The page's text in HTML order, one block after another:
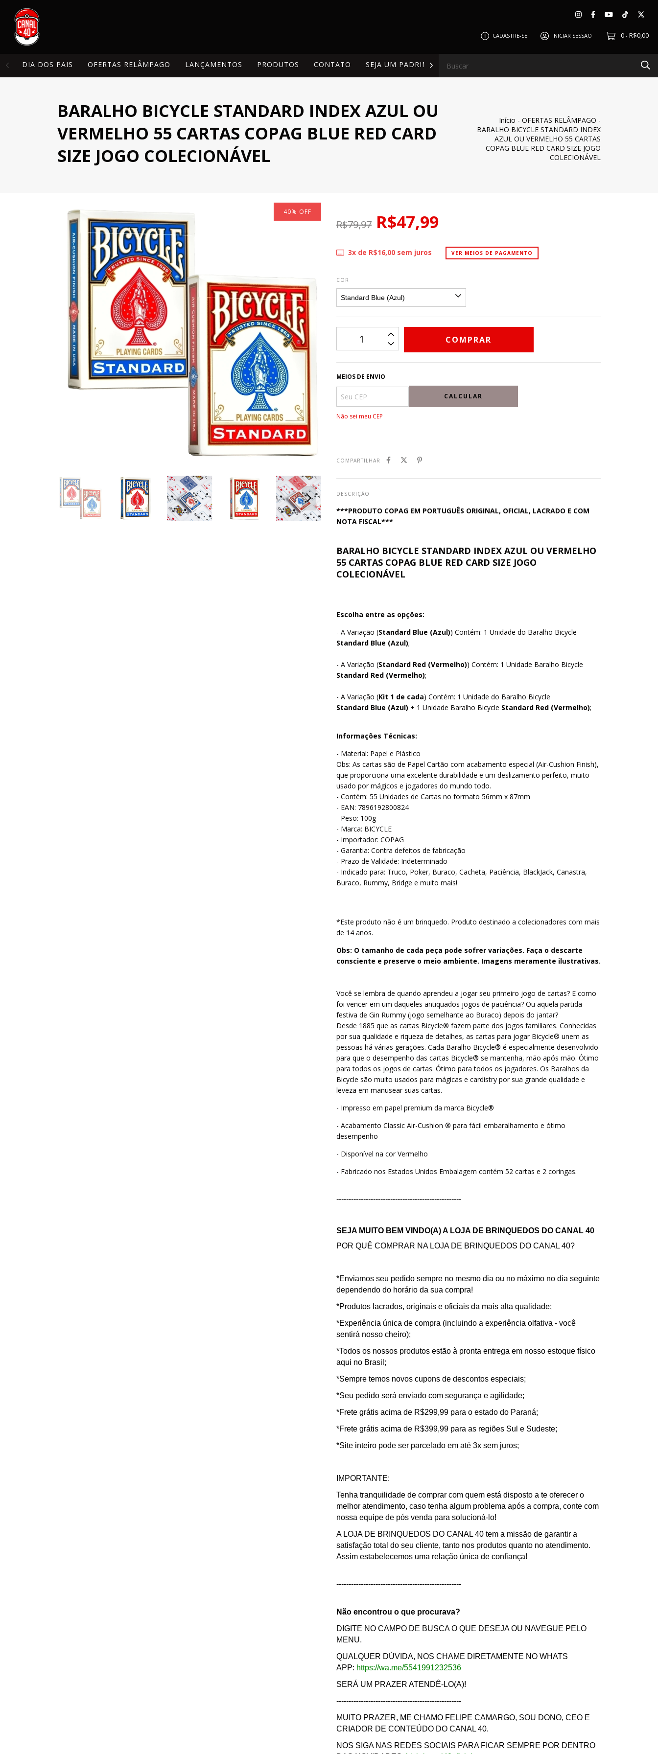
CADASTRE-SE INICIAR SESSÃO 0 - R$0,00
DIA DOS PAIS OFERTAS RELÂMPAGO LANÇAMENTOS PRODUTOS CONTATO SEJA UM PADRINHO CLIENTES POLÍTICA
BARALHO BICYCLE STANDARD INDEX AZUL OU
VERMELHO 55 CARTAS COPAG BLUE RED CARD
SIZE JOGO COLECIONÁVEL
Início - OFERTAS RELÂMPAGO -
BARALHO BICYCLE STANDARD INDEX
AZUL OU VERMELHO 55 CARTAS
COPAG BLUE RED CARD SIZE JOGO
COLECIONÁVEL
40% OFF
R$79,97 R$47,99
3x de R$16,00sem juros VER MEIOS DE PAGAMENTO
COR
MEIOS DE ENVIO
CALCULAR
Não sei meu CEP
COMPARTILHAR
DESCRIÇÃO
***PRODUTO COPAG EM PORTUGUÊS ORIGINAL, OFICIAL, LACRADO E COM
NOTA FISCAL***
BARALHO BICYCLE STANDARD INDEX AZUL OU VERMELHO
55 CARTAS COPAG BLUE RED CARD SIZE JOGO
COLECIONÁVEL
Escolha entre as opções:
- A Variação (Standard Blue (Azul)) Contém: 1 Unidade do Baralho Bicycle
Standard Blue (Azul);
- A Variação (Standard Red (Vermelho)) Contém: 1 Unidade Baralho Bicycle
Standard Red (Vermelho);
- A Variação (Kit 1 de cada) Contém: 1 Unidade do Baralho Bicycle
Standard Blue (Azul) + 1 Unidade Baralho Bicycle Standard Red (Vermelho);
Informações Técnicas:
- Material: Papel e Plástico
Obs: As cartas são de Papel Cartão com acabamento especial (Air-Cushion Finish),
que proporciona uma excelente durabilidade e um deslizamento perfeito, muito
usado por mágicos e jogadores do mundo todo.
- Contém: 55 Unidades de Cartas no formato 56mm x 87mm
- EAN: 7896192800824
- Peso: 100g
- Marca: BICYCLE
- Importador: COPAG
- Garantia: Contra defeitos de fabricação
- Prazo de Validade: Indeterminado
- Indicado para: Truco, Poker, Buraco, Cacheta, Paciência, BlackJack, Canastra,
Buraco, Rummy, Bridge e muito mais!
*Este produto não é um brinquedo. Produto destinado a colecionadores com mais
de 14 anos.
Obs: O tamanho de cada peça pode sofrer variações. Faça o descarte
consciente e preserve o meio ambiente. Imagens meramente ilustrativas.
Você se lembra de quando aprendeu a jogar seu primeiro jogo de cartas? E como
foi vencer em um daqueles antiquados jogos de paciência? Ou aquela partida
festiva de Gin Rummy (jogo semelhante ao Buraco) depois do jantar?
Desde 1885 que as cartas Bicycle® fazem parte dos jogos familiares. Conhecidas
por sua qualidade e riqueza de detalhes, as cartas para jogar Bicycle® unem as
pessoas há várias gerações. Cada Baralho Bicycle® é especialmente desenvolvido
para que o desempenho das cartas Bicycle® se mantenha, mão após mão. Ótimo
para todos os jogos de cartas. Ótimo para todos os jogadores. Os Baralhos da
Bicycle são muito usados para mágicas e cardistry por sua grande qualidade e
leveza em manusear suas cartas.
- Impresso em papel premium da marca Bicycle®
- Acabamento Classic Air-Cushion ® para fácil embaralhamento e ótimo
desempenho
- Disponível na cor Vermelho
- Fabricado nos Estados Unidos Embalagem contém 52 cartas e 2 coringas.
---------------------------------------------------
SEJA MUITO BEM VINDO(A) A LOJA DE BRINQUEDOS DO CANAL 40
POR QUÊ COMPRAR NA LOJA DE BRINQUEDOS DO CANAL 40?
*Enviamos seu pedido sempre no mesmo dia ou no máximo no dia seguinte
dependendo do horário da sua compra!
*Produtos lacrados, originais e oficiais da mais alta qualidade;
*Experiência única de compra (incluindo a experiência olfativa - você
sentirá nosso cheiro);
*Todos os nossos produtos estão à pronta entrega em nosso estoque físico
aqui no Brasil;
*Sempre temos novos cupons de descontos especiais;
*Seu pedido será enviado com segurança e agilidade;
*Frete grátis acima de R$299,99 para o estado do Paraná;
*Frete grátis acima de R$399,99 para as regiões Sul e Sudeste;
*Site inteiro pode ser parcelado em até 3x sem juros;
IMPORTANTE:
Tenha tranquilidade de comprar com quem está disposto a te oferecer o
melhor atendimento, caso tenha algum problema após a compra, conte com
nossa equipe de pós venda para solucioná-lo!
A LOJA DE BRINQUEDOS DO CANAL 40 tem a missão de garantir a
satisfação total do seu cliente, tanto nos produtos quanto no atendimento.
Assim estabelecemos uma relação única de confiança!
---------------------------------------------------
Não encontrou o que procurava?
DIGITE NO CAMPO DE BUSCA O QUE DESEJA OU NAVEGUE PELO
MENU.
QUALQUER DÚVIDA, NOS CHAME DIRETAMENTE NO WHATS
APP: https://wa.me/5541991232536
SERÁ UM PRAZER ATENDÊ-LO(A)!
---------------------------------------------------
MUITO PRAZER, ME CHAMO FELIPE CAMARGO, SOU DONO, CEO E
CRIADOR DE CONTEÚDO DO CANAL 40.
NOS SIGA NAS REDES SOCIAIS PARA FICAR SEMPRE POR DENTRO